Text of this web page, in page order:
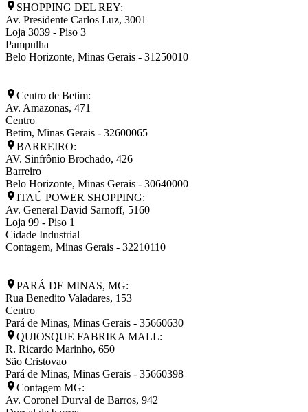
SHOPPING DEL REY:
Av. Presidente Carlos Luz, 3001
Loja 3039 - Piso 3
Pampulha
Belo Horizonte, Minas Gerais - 31250010
Centro de Betim:
Av. Amazonas, 471
Centro
Betim, Minas Gerais - 32600065
BARREIRO:
AV. Sinfrônio Brochado, 426
Barreiro
Belo Horizonte, Minas Gerais - 30640000
ITAÚ POWER SHOPPING:
Av. General David Sarnoff, 5160
Loja 99 - Piso 1
Cidade Industrial
Contagem, Minas Gerais - 32210110
PARÁ DE MINAS, MG:
Rua Benedito Valadares, 153
Centro
Pará de Minas, Minas Gerais - 35660630
QUIOSQUE FABRIKA MALL:
R. Ricardo Marinho, 650
São Cristovao
Pará de Minas, Minas Gerais - 35660398
Contagem MG:
Av. Coronel Durval de Barros, 942